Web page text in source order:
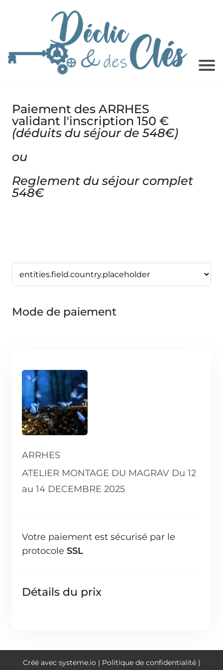
Paiement des ARRHES
validant l'inscription 150 €
(déduits du séjour de 548€)
ou
Reglement du séjour complet
548€
Mode de paiement
ARRHES
ATELIER MONTAGE DU MAGRAV Du 12
au 14 DECEMBRE 2025
Votre paiement est sécurisé par le
protocole SSL
Détails du prix
Créé avec systeme.io | Politique de confidentialité |